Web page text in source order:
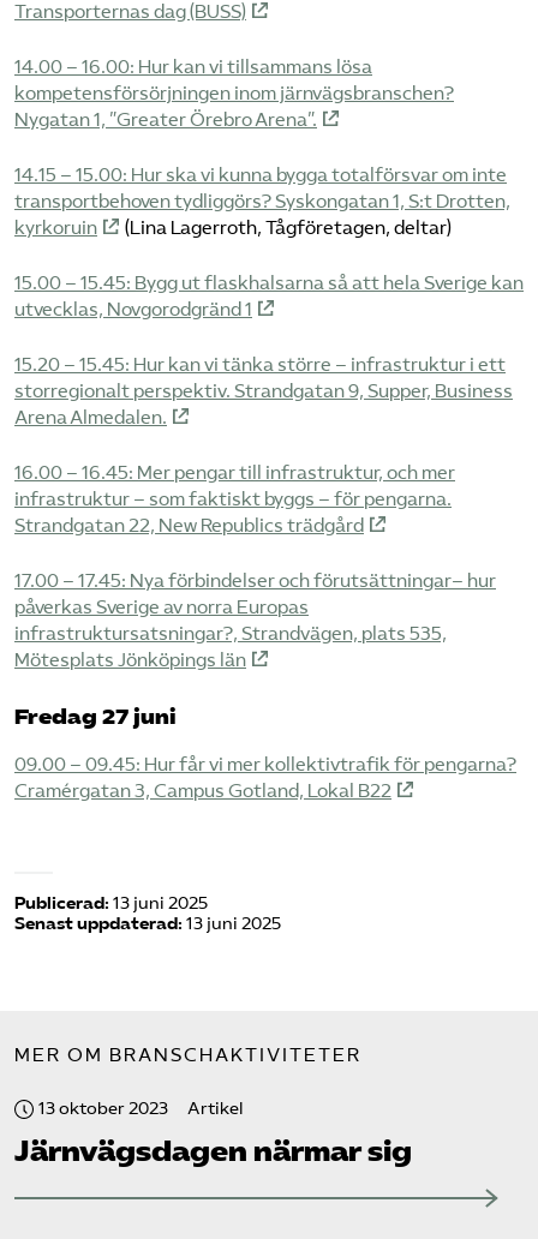
Transporternas dag (BUSS)
14.00 – 16.00: Hur kan vi tillsammans lösa
kompetensförsörjningen inom järnvägsbranschen?
Nygatan 1, ”Greater Örebro Arena”.
14.15 – 15.00: Hur ska vi kunna bygga totalförsvar om inte
transportbehoven tydliggörs? Syskongatan 1, S:t Drotten,
kyrkoruin
(Lina Lagerroth, Tågföretagen, deltar)
15.00 – 15.45: Bygg ut flaskhalsarna så att hela Sverige kan
utvecklas, Novgorodgränd 1
15.20 – 15.45: Hur kan vi tänka större – infrastruktur i ett
storregionalt perspektiv. Strandgatan 9, Supper, Business
Arena Almedalen.
16.00 – 16.45: Mer pengar till infrastruktur, och mer
infrastruktur – som faktiskt byggs – för pengarna.
Strandgatan 22, New Republics trädgård
17.00 – 17.45: Nya förbindelser och förutsättningar– hur
påverkas Sverige av norra Europas
infrastruktursatsningar?, Strandvägen, plats 535,
Mötesplats Jönköpings län
Fredag 27 juni
09.00 – 09.45: Hur får vi mer kollektivtrafik för pengarna?
Cramérgatan 3, Campus Gotland, Lokal B22
Publicerad: 13 juni 2025
Senast uppdaterad: 13 juni 2025
MER OM BRANSCHAKTIVITETER
13 oktober 2023 Artikel
Järnvägs­dagen närmar sig